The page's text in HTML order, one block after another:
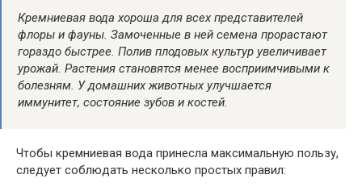
Кремниевая вода хороша для всех представителей
флоры и фауны. Замоченные в ней семена прорастают
гораздо быстрее. Полив плодовых культур увеличивает
урожай. Растения становятся менее восприимчивыми к
болезням. У домашних животных улучшается
иммунитет, состояние зубов и костей.
Чтобы кремниевая вода принесла максимальную пользу,
следует соблюдать несколько простых правил: